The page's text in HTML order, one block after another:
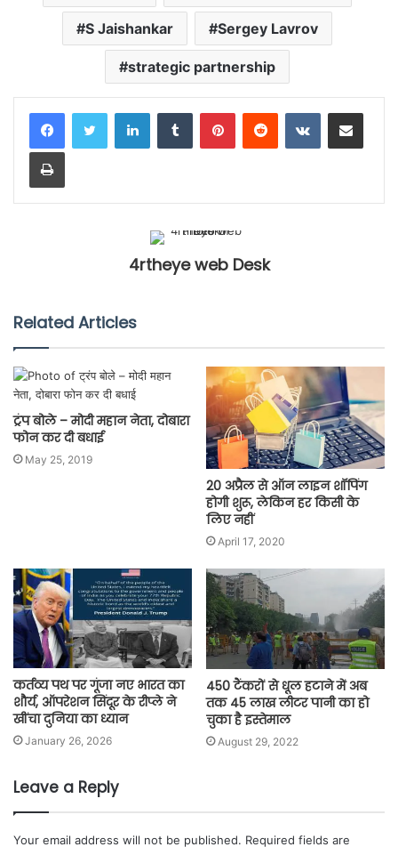
S Jaishankar Sergey Lavrov
strategic partnership
LinkedInTumblr PinterestReddit VKontakteShare via Email
Print
4rtheye web Desk
Related Articles
ट्रंप बोले – मोदी महान नेता, दोबारा
फोन कर दी बधाई
May 25, 2019
20 अप्रैल से ऑन लाइन शॉपिंग
होगी शुरू, लेकिन हर किसी के
लिए नहीं
April 17, 2020
कर्तव्य पथ पर गूंजा नए भारत का
शौर्य, ऑपरेशन सिंदूर के रीप्ले ने
खींचा दुनिया का ध्यान
January 26, 2026
450 टैंकरों से धूल हटाने में अब
तक 45 लाख लीटर पानी का हो
चुका है इस्तेमाल
August 29, 2022
Leave a Reply
Your email address will not be published. Required fields are